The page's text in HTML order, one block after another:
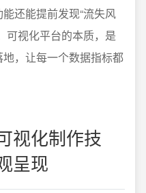
还能提前发现“流失风
可视化平台的本质，是
，让每一个数据指标都
视化制作技
呈现